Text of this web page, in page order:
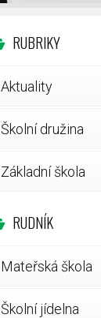
RUBRIKY
Aktuality
Školní družina
Základní škola
RUDNÍK
Mateřská škola
Školní jídelna